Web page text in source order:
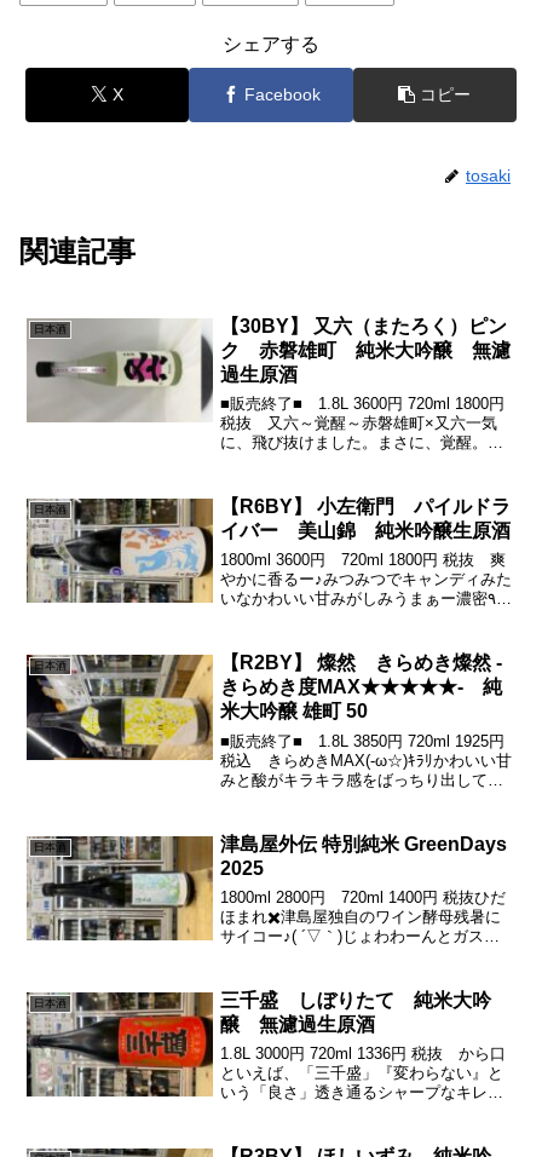
シェアする
X Facebook コピー
tosaki
関連記事
日本酒
【30BY】 又六（またろく）ピン
ク 赤磐雄町 純米大吟醸 無濾
過生原酒
■販売終了■ 1.8L 3600円 720ml 1800円
税抜 又六～覚醒～赤磐雄町×又六一気
に、飛び抜けました。まさに、覚醒。も
感・ワクワク感を感じさせてくれる味わ
い...
日本酒
【R6BY】 小左衛門 パイルドラ
イバー 美山錦 純米吟醸生原酒
1800ml 3600円 720ml 1800円 税抜 爽
やかに香るー♪みつみつでキャンディみた
いなかわいい甘みがしみうまぁー濃密٩(
地よさからのフェードアウ...
日本酒
【R2BY】 燦然 きらめき燦然 -
きらめき度MAX★★★★★- 純
米大吟醸 雄町 50
■販売終了■ 1.8L 3850円 720ml 1925円
税込 きらめきMAX(-ω☆)ｷﾗﾘかわいい甘
みと酸がキラキラ感をばっちり出してま
わぁー(...
日本酒
津島屋外伝 特別純米 GreenDays
2025
1800ml 2800円 720ml 1400円 税抜ひだ
ほまれ✖️津島屋独自のワイン酵母残暑に
サイコー♪( ´▽｀)じょわわーんとガスか
とキレも良きーええ...
日本酒
三千盛 しぼりたて 純米大吟
醸 無濾過生原酒
1.8L 3000円 720ml 1336円 税抜 から口
といえば、「三千盛」『変わらない』と
いう「良さ」透き通るシャープなキレ、
崩さないすごさ。素敵です。火入...